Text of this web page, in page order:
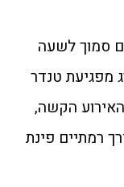
סמוך לשעה
רמתיים. גבר כבן 80 נהרג מפגיעת טנדר
הקשה,
רמתיים פינת